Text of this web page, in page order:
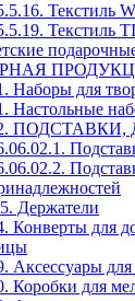
Текстиль
Текстиль
Наборы для
Настольные
Держатели
Конверты для
Аксессуары для
Коробки для